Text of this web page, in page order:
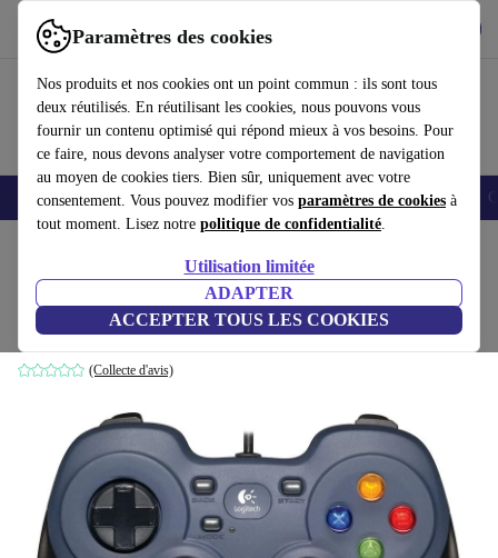
Paramètres des cookies
Nos produits et nos cookies ont un point commun : ils sont tous
deux réutilisés. En réutilisant les cookies, nous pouvons vous
fournir un contenu optimisé qui répond mieux à vos besoins. Pour
ce faire, nous devons analyser votre comportement de navigation
au moyen de cookies tiers. Bien sûr, uniquement avec votre
consentement. Vous pouvez modifier vos paramètres de cookies à
tout moment. Lisez notre politique de confidentialité.
Utilisation limitée
ADAPTER
ACCEPTER TOUS LES COOKIES
Utilisez refurbed rapidement et facilement
Smartphones Laptops Tablettes Montres connectées Accessoires
Logitech F310
Bleu
(Collecte d'avis)